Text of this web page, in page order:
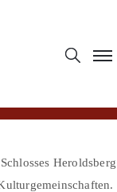
Heroldsberg